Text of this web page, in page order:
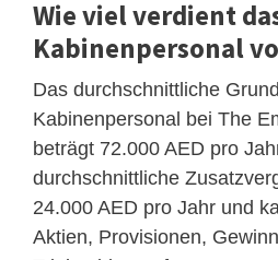
Wie viel verdient
Kabinenpersonal
Das durchschnittliche
Kabinenpersonal bei The
beträgt 72.000 AED pro
durchschnittliche
24.000 AED pro Jahr und
Aktien, Provisionen,